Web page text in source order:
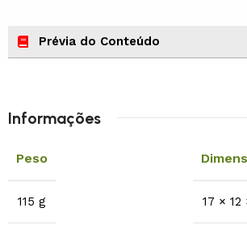
Prévia do Conteúdo
Informações
Peso
115 g 17 × 12